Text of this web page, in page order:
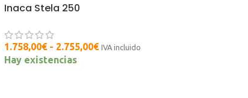
Inaca Stela 250
1.758,00€ - 2.755,00€ IVA incluido
Hay existencias